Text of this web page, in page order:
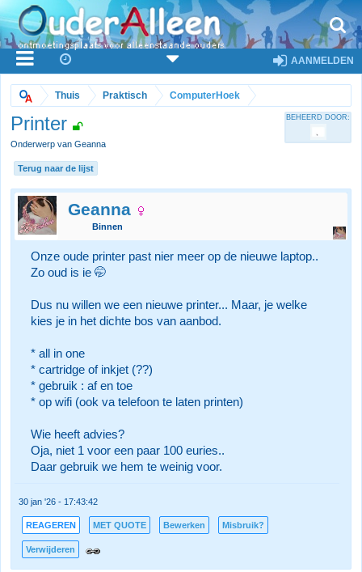
AANMELDEN
Thuis Praktisch ComputerHoek
Printer
Onderwerp van Geanna
BEHEERD DOOR:
Terug naar de lijst
Geanna
Binnen
Onze oude printer past nier meer op de nieuwe laptop..
Zo oud is ie 🤭
Dus nu willen we een nieuwe printer... Maar, je welke
kies je in het dichte bos van aanbod.
* all in one
* cartridge of inkjet (??)
* gebruik : af en toe
* op wifi (ook va telefoon te laten printen)
Wie heeft advies?
Oja, niet 1 voor een paar 100 euries..
Daar gebruik we hem te weinig voor.
30 jan '26 - 17:43:42
REAGEREN MET QUOTE Bewerken Misbruik?
Verwijderen